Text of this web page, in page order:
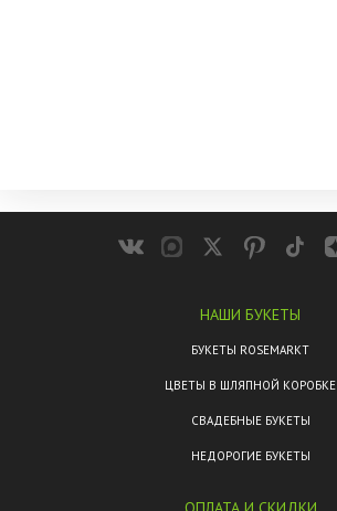
НАШИ БУКЕТЫ
БУКЕТЫ ROSEMARKT
ЦВЕТЫ В ШЛЯПНОЙ КОРОБКЕ
СВАДЕБНЫЕ БУКЕТЫ
НЕДОРОГИЕ БУКЕТЫ